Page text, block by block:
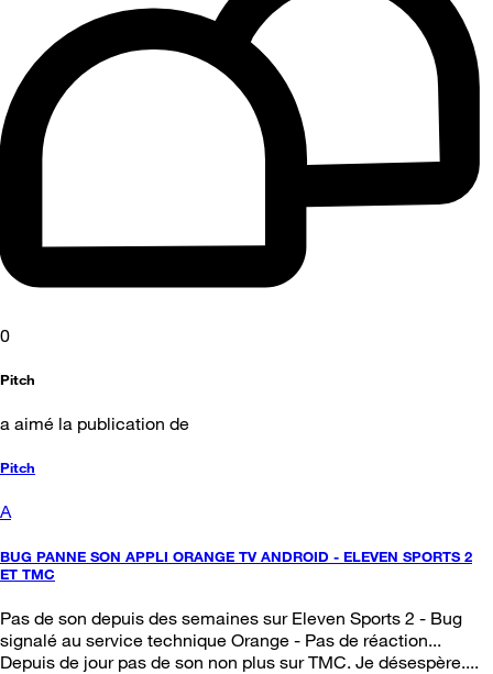
0
Pitch
a aimé la publication de
Pitch
A
BUG PANNE SON APPLI ORANGE TV ANDROID - ELEVEN SPORTS 2
ET TMC
Pas de son depuis des semaines sur Eleven Sports 2 - Bug
signalé au service technique Orange - Pas de réaction...
Depuis de jour pas de son non plus sur TMC. Je désespère....